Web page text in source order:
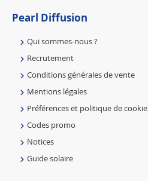
Pearl Diffusion
Qui sommes-nous ?
Recrutement
Conditions générales de vente
Mentions légales
Préférences et politique de cookie
Codes promo
Notices
Guide solaire